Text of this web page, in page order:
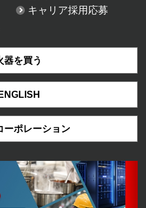
キャリア採用応募
器を買う
ENGLISH
ーポレーション